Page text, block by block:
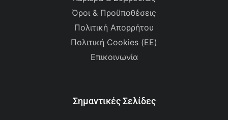
Όροι & Προϋποθέσεις
Πολιτική Απορρήτου
Πολιτική Cookies (ΕΕ)
Επικοινωνία
Σημαντικές Σελίδες